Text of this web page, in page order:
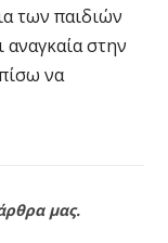
των παιδιών
στην
να
μας.